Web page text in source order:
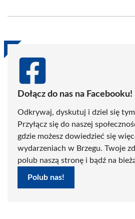
(Twitter)
Dołącz do nas na Facebooku!
Odkrywaj, dyskutuj i dziel się
Przyłącz się do naszej
gdzie możesz dowiedzieć się
wydarzeniach w Brzegu. Twoje
polub naszą stronę i bądź na
Polub nas!